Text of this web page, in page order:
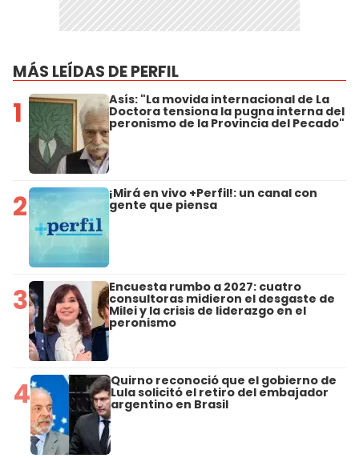
MÁS LEÍDAS DE PERFIL
1 Asís: "La movida internacional de La
Doctora tensiona la pugna interna del
peronismo de la Provincia del Pecado"
2 ¡Mirá en vivo +Perfil!: un canal con
gente que piensa
3 Encuesta rumbo a 2027: cuatro
consultoras midieron el desgaste de
Milei y la crisis de liderazgo en el
peronismo
4 Quirno reconoció que el gobierno de
Lula solicitó el retiro del embajador
argentino en Brasil